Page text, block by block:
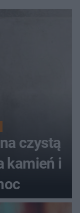
czystą
kamień i